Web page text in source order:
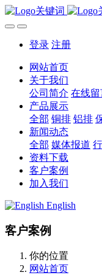
登录 注册
网站首页
关于我们
公司简介 在线留
产品展示
全部 铜排 铝排
新闻动态
全部 媒体报道
资料下载
客户案例
加入我们
English
客户案例
你的位置
网站首页